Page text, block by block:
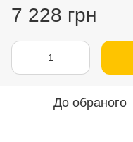
7 228 грн
До обраного